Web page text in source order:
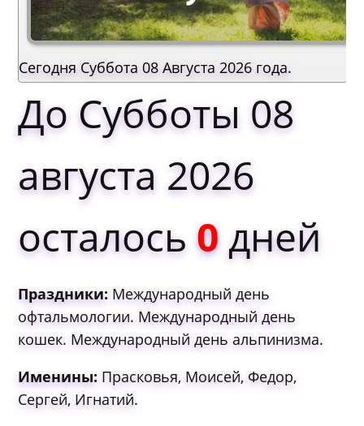
Сегодня Суббота 08 Августа 2026 года.
До Субботы 08
августа 2026
осталось0дней
Праздники: Международный день
офтальмологии. Международный день
кошек. Международный день альпинизма.
Именины: Прасковья, Моисей, Федор,
Сергей, Игнатий.